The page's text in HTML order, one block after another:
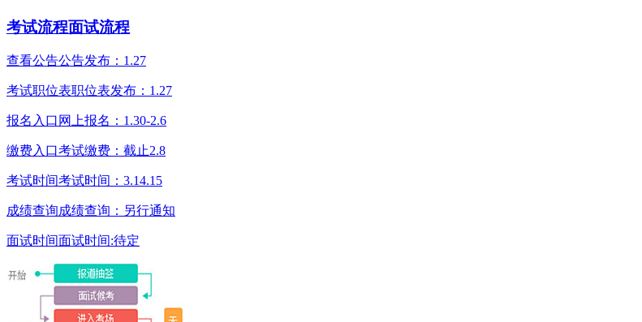
考试流程面试流程
查看公告公告发布：1.27
考试职位表职位表发布：1.27
报名入口 网上报名：1.30-2.6
缴费入口考试缴费：截止2.8
考试时间考试时间：3.14.15
成绩查询成绩查询：另行通知
面试时间面试时间:待定